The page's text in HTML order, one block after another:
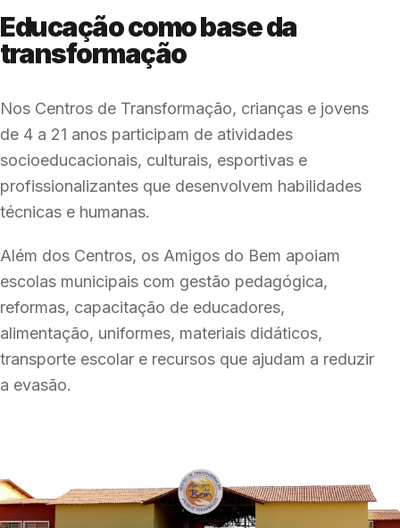
Educação como base da
transformação
Nos Centros de Transformação, crianças e jovens
de 4 a 21 anos participam de atividades
socioeducacionais, culturais, esportivas e
profissionalizantes que desenvolvem habilidades
técnicas e humanas.
Além dos Centros, os Amigos do Bem apoiam
escolas municipais com gestão pedagógica,
reformas, capacitação de educadores,
alimentação, uniformes, materiais didáticos,
transporte escolar e recursos que ajudam a reduzir
a evasão.